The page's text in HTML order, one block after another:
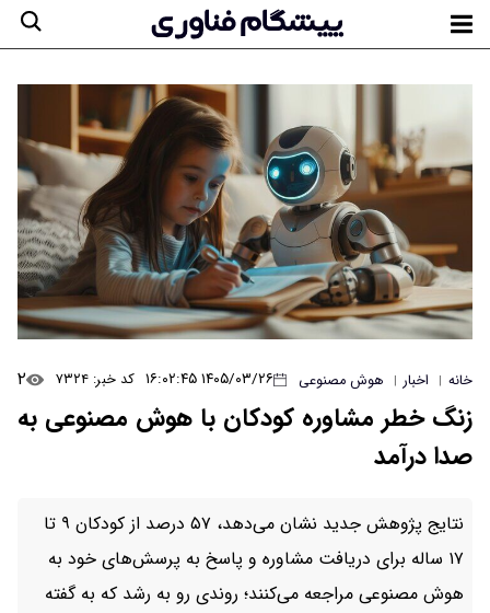
خانه | اخبار | هوش مصنوعی ۱۴۰۵/۰۳/۲۶ ۱۶:۰۲:۴۵ کد خبر: ۷۳۲۴ ۲
زنگ خطر مشاوره‌ کودکان با هوش مصنوعی به
صدا درآمد
نتایج پژوهش جدید نشان می‌دهد، ۵۷ درصد از کودکان ۹ تا
۱۷ ساله برای دریافت مشاوره و پاسخ به پرسش‌های خود به
هوش مصنوعی مراجعه می‌کنند؛ روندی رو به رشد که به گفته